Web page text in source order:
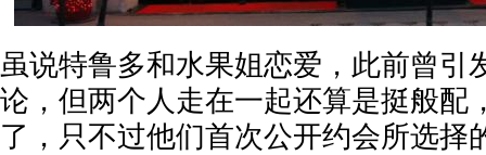
虽说特鲁多和水果姐恋爱，此前曾引
论，但两个人走在一起还算是挺般配
了，只不过他们首次公开约会所选择